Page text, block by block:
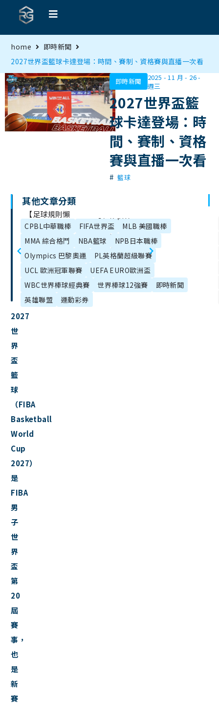
home
即時新聞
2027世界盃籃球卡達登場：時間、賽制、資格賽與直播一次看
即時新聞
2025 - 11 月 - 26 -
週三
2027世界盃籃
球卡達登場：時
間、賽制、資格
賽與直播一次看
# 籃球
文
章
目
錄
2027
世
界
盃
籃
球
（FIBA
Basketball
World
Cup
2027）
是
FIBA
男
子
世
界
盃
第
20
屆
賽
事，
也
是
新
賽
【足球規則懶
人包】2026 世
界盃看球必
備！越位、點
球、波膽與紅
黃牌一次搞懂
【灰熊對快
艇】NBA直播
LIVE線上看、
11/29美國職籃
轉播
其他文章分類
CPBL中華職棒 FIFA世界盃
MLB 美國職棒
MMA 綜合格鬥
NBA籃球
NPB日本職棒
Olympics 巴黎奧運
PL英格蘭超級聯賽
UCL 歐洲冠軍聯賽
UEFA EURO歐洲盃
WBC世界棒球經典賽
世界棒球12強賽
即時新聞
英雄聯盟
運動彩券